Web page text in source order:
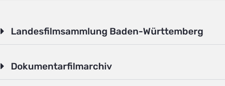
Landesfilmsammlung Baden-Württemberg
Dokumentarfilmarchiv